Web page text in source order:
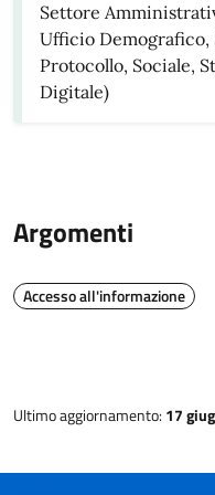
Settore
Ufficio Demografico,
Protocollo, Sociale,
Digitale)
Argomenti
Accesso all'informazione
Ultimo aggiornamento: 17